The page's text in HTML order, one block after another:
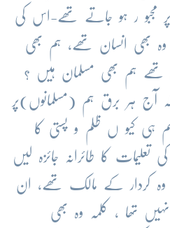
پر مجبو ر ہو جاتے تھے-اس کی
وہ بھی انسان تھے، ہم بھی
تھے ہم بھی مسلمان ہیں ؟
آج ہر برق ہم ( مسلمانوں )پر
ہی کیو ں ظلم و پستی کا
کی تعلیمات کا طائرانہ جائزہ لیں
وہ کردار کے مالک تھے، ان
نہیں تھا ، کلمہ وہ بھی